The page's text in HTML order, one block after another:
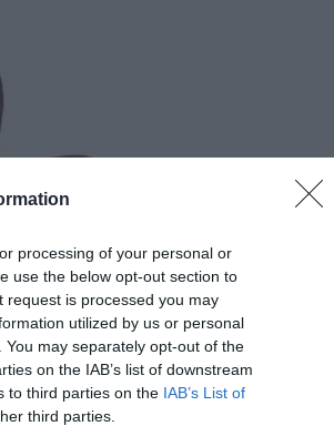
processing of your personal or
use the below opt-out section to
is processed you may
utilized by us or personal
may separately opt-out of the
on the IAB’s list of downstream
to third parties on the IAB’s List of
third parties.